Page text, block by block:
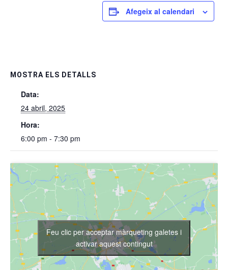
Afegeix al calendari
MOSTRA ELS DETALLS
Data:
24 abril, 2025
Hora:
6:00 pm - 7:30 pm
Feu clic per acceptar màrqueting galetes i
activar aquest contingut